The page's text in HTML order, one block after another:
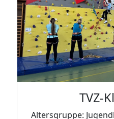
TVZ-
Altersgruppe: